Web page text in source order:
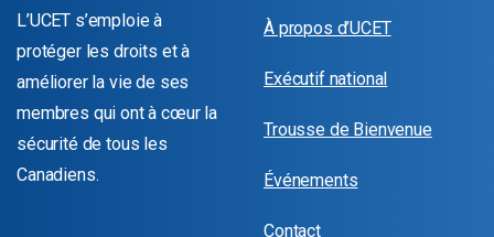
L’UCET s’emploie à
protéger les droits et à
améliorer la vie de ses
membres qui ont à cœur la
sécurité de tous les
Canadiens.
À propos d’UCET
Exécutif national
Trousse de Bienvenue
Événements
Contact